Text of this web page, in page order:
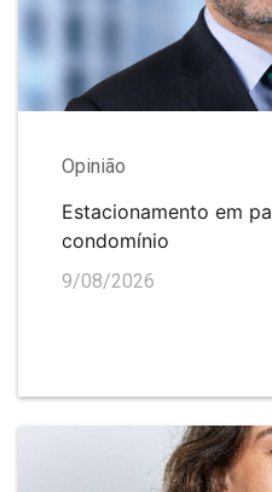
Opinião
Estacionamento em
condomínio
9/08/2026